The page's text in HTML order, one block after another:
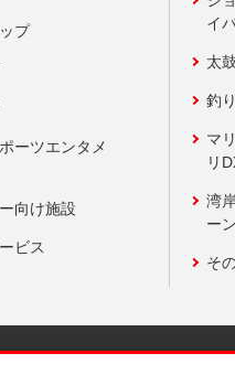
プ
ーツエンタメ
向け施設
ビス
イ
太
釣
マ
リ
湾
ー
そ